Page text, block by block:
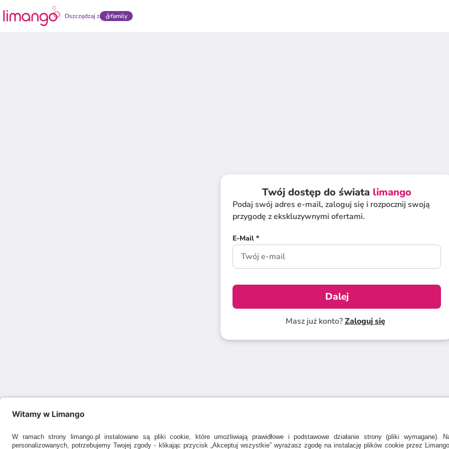
Oszczędzaj z family
Twój dostęp do świata limango
Podaj swój adres e-mail, zaloguj się i rozpocznij swoją
przygodę z ekskluzywnymi ofertami.
E-Mail *
Dalej
Masz już konto?Zaloguj się